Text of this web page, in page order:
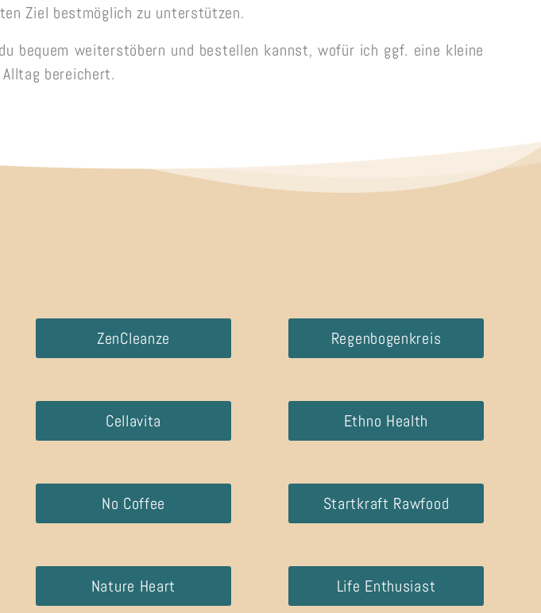
Ziel bestmöglich zu unterstützen.
bequem weiterstöbern und bestellen kannst, wofür ich ggf. eine kleine
bereichert.
ZenCleanze Regenbogenkreis
Cellavita Ethno Health
No Coffee Startkraft Rawfood
Nature Heart Life Enthusiast